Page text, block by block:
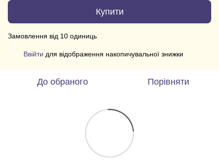
Купити
Замовлення від 10 одиниць
Ввійти для відображення накопичувальної знижки
До обраного Порівняти